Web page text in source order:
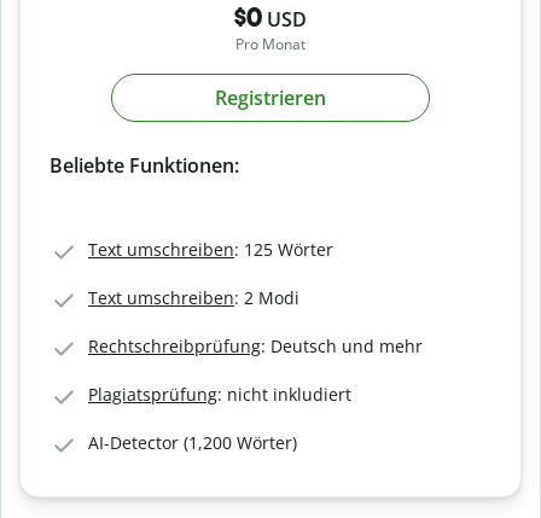
$0 USD
Pro Monat
Registrieren
Beliebte Funktionen:
Text umschreiben: 125 Wörter
Text umschreiben: 2 Modi
Rechtschreibprüfung: Deutsch und mehr
Plagiatsprüfung: nicht inkludiert
AI-Detector (1,200 Wörter)